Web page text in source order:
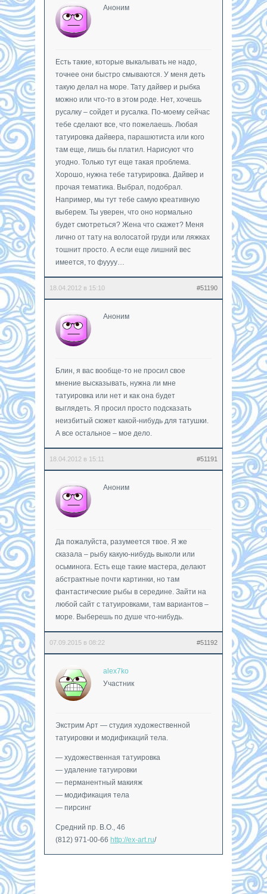
Аноним
Есть такие, которые выкалывать не надо,
точнее они быстро смываются. У меня деть
такую делал на море. Тату дайвер и рыбка
можно или что-то в этом роде. Нет, хочешь
русалку – сойдет и русалка. По-моему сейчас
тебе сделают все, что пожелаешь. Любая
татуировка дайвера, парашютиста или кого
там еще, лишь бы платил. Нарисуют что
угодно. Только тут еще такая проблема.
Хорошо, нужна тебе татурировка. Дайвер и
прочая тематика. Выбрал, подобрал.
Например, мы тут тебе самую креативную
выберем. Ты уверен, что оно нормально
будет смотреться? Жена что скажет? Меня
лично от тату на волосатой груди или ляжках
тошнит просто. А если еще лишний вес
имеется, то фуууу…
18.04.2012 в 15:10 #51190
Аноним
Блин, я вас вообще-то не просил свое
мнение высказывать, нужна ли мне
татуировка или нет и как она будет
выглядеть. Я просил просто подсказать
неизбитый сюжет какой-нибудь для татушки.
А все остальное – мое дело.
18.04.2012 в 15:11 #51191
Аноним
Да пожалуйста, разумеется твое. Я же
сказала – рыбу какую-нибудь выколи или
осьминога. Есть еще такие мастера, делают
абстрактные почти картинки, но там
фантастические рыбы в середине. Зайти на
любой сайт с татуировками, там вариантов –
море. Выберешь по душе что-нибудь.
07.09.2015 в 08:22 #51192
alex7ko
Участник
Экстрим Арт — студия художественной
татуировки и модификаций тела.
— художественная татуировка
— удаление татуировки
— перманентный макияж
— модификация тела
— пирсинг
Средний пр. В.О., 46
(812) 971-00-66 http://ex-art.ru/